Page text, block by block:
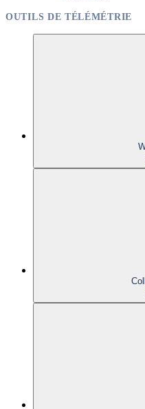
OUTILS DE TÉLÉMÉTRIE